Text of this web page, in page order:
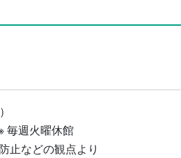
毎週火曜休館
止などの観点より